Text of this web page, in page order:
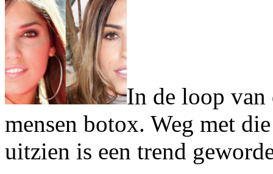
In de loop van
mensen botox. Weg met
uitzien is een trend